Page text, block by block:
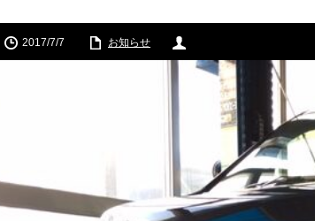
2017/7/7 お知らせ